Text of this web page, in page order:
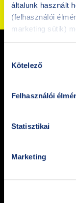
általunk használt
(felhasználói
marketing sütik)
kiválasztása
Kötelező
Felhasználói
Statisztikai
Marketing
e-mail cím
Jelszó